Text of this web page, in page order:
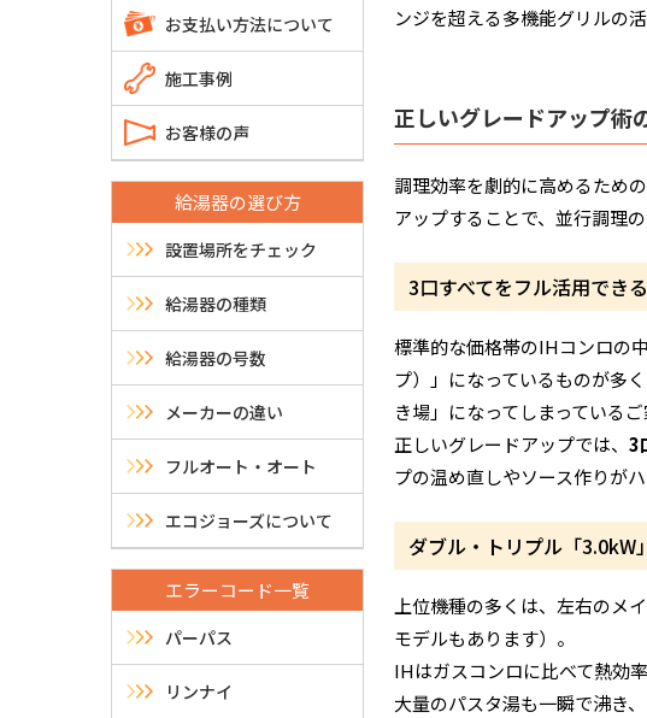
お支払い方法について
施工事例
お客様の声
給湯器の選び方
設置場所をチェック
給湯器の種類
給湯器の号数
メーカーの違い
フルオート・オート
エコジョーズについて
エラーコード一覧
パーパス
リンナイ
ンジを超える多機能グリルの
正しいグレードアップ
調理効率を劇的に高めるため
アップすることで、並行調理
3口すべてをフル活用でき
標準的な価格帯のIHコンロの
プ）」になっているものが多
き場」になってしまっている
正しいグレードアップでは、 3
プの温め直しやソース作りが
ダブル・トリプル「3.0kW
上位機種の多くは、左右のメ
モデルもあります）。
IHはガスコンロに比べて熱効
大量のパスタ湯も一瞬で沸き